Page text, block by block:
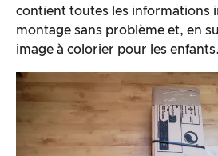
contient toutes les informations
montage sans problème et, en
image à colorier pour les enfants.